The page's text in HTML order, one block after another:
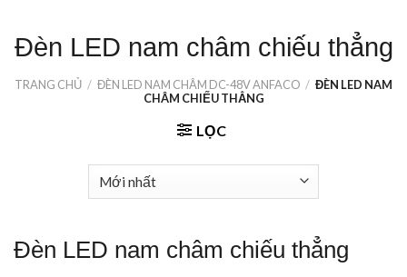
Đèn LED nam châm chiếu thẳng
TRANG CHỦ / ĐÈN LED NAM CHÂM DC-48V ANFACO / ĐÈN LED NAM
CHÂM CHIẾU THẲNG
LỌC
Đèn LED nam châm chiếu thẳng